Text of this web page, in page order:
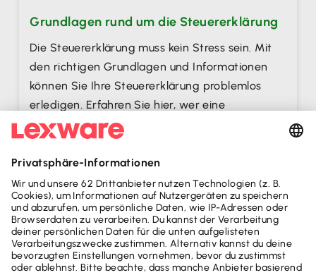
Grundlagen rund um die Steuererklärung
Die Steuererklärung muss kein Stress sein. Mit
den richtigen Grundlagen und Informationen
können Sie Ihre Steuererklärung problemlos
erledigen. Erfahren Sie hier, wer eine
Steuererklärung abgeben muss, welche Fristen
zu beachten sind und welche Unterlagen Sie
benötigen.
Weiterlesen
Alle Artikel